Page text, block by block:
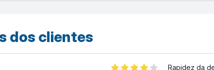
dos clientes
Rapidez da